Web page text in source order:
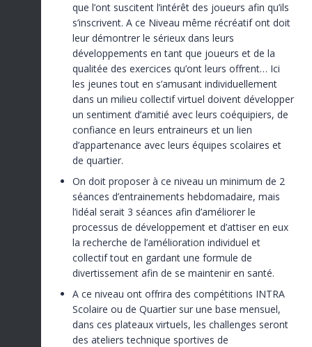
que l’ont suscitent l’intérêt des joueurs afin qu’ils
s’inscrivent. A ce Niveau même récréatif ont doit
leur démontrer le sérieux dans leurs
développements en tant que joueurs et de la
qualitée des exercices qu’ont leurs offrent… Ici
les jeunes tout en s’amusant individuellement
dans un milieu collectif virtuel doivent développer
un sentiment d’amitié avec leurs coéquipiers, de
confiance en leurs entraineurs et un lien
d’appartenance avec leurs équipes scolaires et
de quartier.
On doit proposer à ce niveau un minimum de 2
séances d’entrainements hebdomadaire, mais
l’idéal serait 3 séances afin d’améliorer le
processus de développement et d’attiser en eux
la recherche de l’amélioration individuel et
collectif tout en gardant une formule de
divertissement afin de se maintenir en santé.
A ce niveau ont offrira des compétitions INTRA
Scolaire ou de Quartier sur une base mensuel,
dans ces plateaux virtuels, les challenges seront
des ateliers technique sportives de